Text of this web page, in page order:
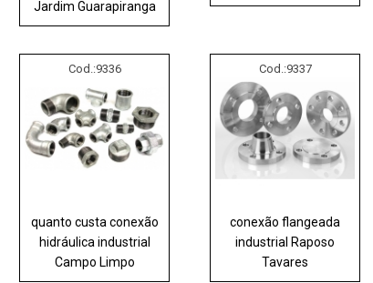
Jardim Guarapiranga
Cod.:9336
quanto custa conexão
hidráulica industrial
Campo Limpo
Cod.:9337
conexão flangeada
industrial Raposo
Tavares